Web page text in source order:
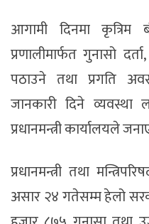
आगामी दिनमा कृत्रिम
प्रणालीमार्फत गुनासो
पठाउने तथा प्रगति
जानकारी दिने व्यवस्था
प्रधानमन्त्री कार्यालयले
प्रधानमन्त्री तथा
असार २४ गतेसम्म हेलो